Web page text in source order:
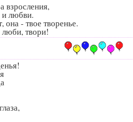
взросления,
любви.
она - твое творенье.
твори!